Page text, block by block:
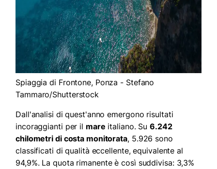
Spiaggia di Frontone, Ponza - Stefano
Tammaro/Shutterstock
Dall'analisi di quest'anno emergono risultati
incoraggianti per il mare italiano. Su6.242
chilometri di costa monitorata, 5.926 sono
classificati di qualità eccellente, equivalente al
94,9%. La quota rimanente è così suddivisa: 3,3%